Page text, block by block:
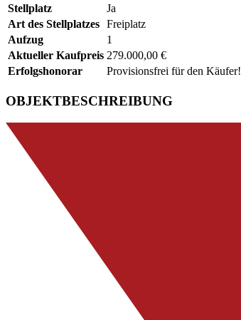
Stellplatz
Ja
Art des Stellplatzes Freiplatz
Aufzug
1
Aktueller Kaufpreis 279.000,00 €
Erfolgshonorar
Provisionsfrei für den Käufer!
OBJEKTBESCHREIBUNG